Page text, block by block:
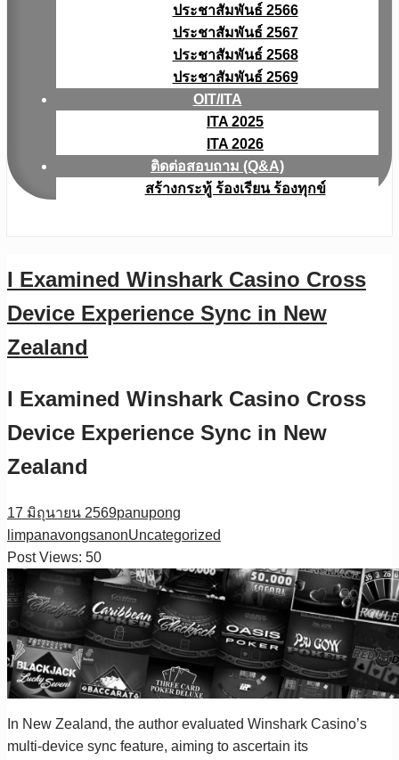
ประชาสัมพันธ์ 2566
ประชาสัมพันธ์ 2567
ประชาสัมพันธ์ 2568
ประชาสัมพันธ์ 2569
OIT/ITA
ITA 2025
ITA 2026
ติดต่อสอบถาม (Q&A)
สร้างกระทู้ ร้องเรียน ร้องทุกข์
I Examined Winshark Casino Cross
Device Experience Sync in New
Zealand
I Examined Winshark Casino Cross
Device Experience Sync in New
Zealand
17 มิถุนายน 2569panupong
limpanavongsanonUncategorized
Post Views: 50
In New Zealand, the author evaluated Winshark Casino’s
multi-device sync feature, aiming to ascertain its